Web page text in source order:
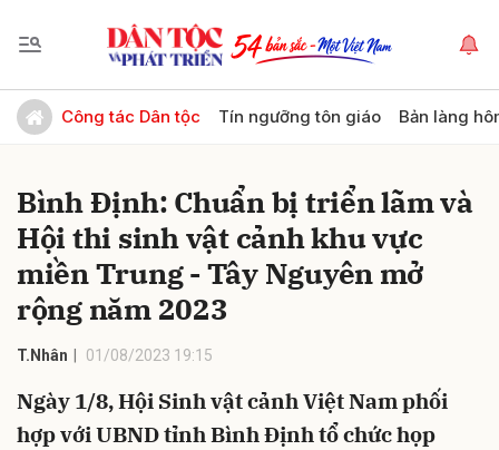
Công tác Dân tộc Tín ngưỡng tôn giáo Bản làng
Bình Định: Chuẩn bị triển lãm và
Hội thi sinh vật cảnh khu vực
miền Trung - Tây Nguyên mở
rộng năm 2023
T.Nhân 01/08/2023 19:15
Ngày 1/8, Hội Sinh vật cảnh Việt Nam phối
hợp với UBND tỉnh Bình Định tổ chức họp
Gửi bình luận